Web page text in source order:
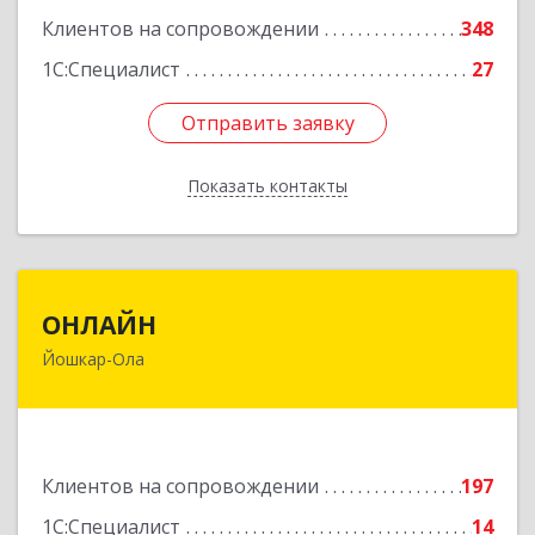
Клиентов на сопровождении
348
1С:Специалист
27
Отправить заявку
Показать контакты
Подробнее
Отправить заявку
Назад
ОНЛАЙН
Йошкар-Ола
Клиентов на сопровождении
197
1С:Специалист
14
424000, Марий Эл Респ, Йошкар-Ола г,